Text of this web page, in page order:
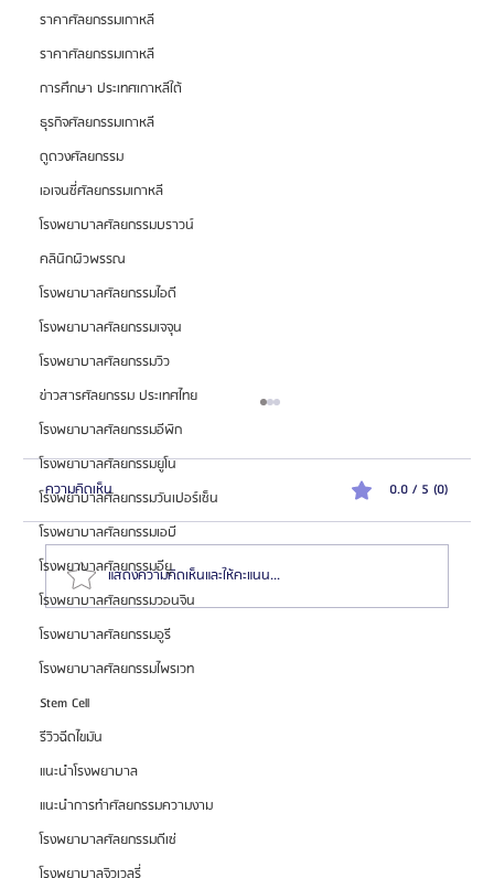
ราคาศัลยกรรมเกาหลี
ราคาศัลยกรรมเกาหลี
การศึกษา ประเทศเกาหลีใต้
ธุรกิจศัลยกรรมเกาหลี
ดูดวงศัลยกรรม
เอเจนซี่ศัลยกรรมเกาหลี
โรงพยาบาลศัลยกรรมบราวน์
คลินิกผิวพรรณ
โรงพยาบาลศัลยกรรมไอดี
โรงพยาบาลศัลยกรรมเจจุน
โรงพยาบาลศัลยกรรมวิว
ข่าวสารศัลยกรรม ประเทศไทย
โรงพยาบาลศัลยกรรมอีพิก
โรงพยาบาลศัลยกรรมยูโน
โรงพยาบาลศัลยกรรมวันเปอร์เซ็น
โรงพยาบาลศัลยกรรมเอบี
โรงพยาบาลศัลยกรรมอียู
โรงพยาบาลศัลยกรรมวอนจิน
โรงพยาบาลศัลยกรรมอูรี
โรงพยาบาลศัลยกรรมไพรเวท
Stem Cell
รีวิวฉีดไขมัน
แนะนำโรงพยาบาล
แนะนำการทำศัลยกรรมความงาม
โรงพยาบาลศัลยกรรมดีเซ่
รวมลิสต์ราคาแก้ตา 10 รพ.ศัลยกรรมเกาหลีชั้นนำ 2024
ความคิดเห็น 0.0 / 5 (0)
แสดงความคิดเห็นและให้คะแนน...